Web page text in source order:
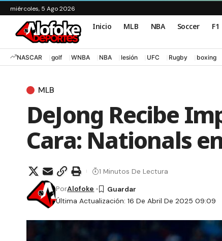
miércoles, 5 Ago 2026
Inicio MLB NBA Soccer F1
NASCAR golf WNBA NBA lesión UFC Rugby boxing
MLB
DeJong Recibe
Cara: Nationals
Última Actualización: 16 De Abril De 2025 09:09
PorAlofoke
1 Minutos De Lectura